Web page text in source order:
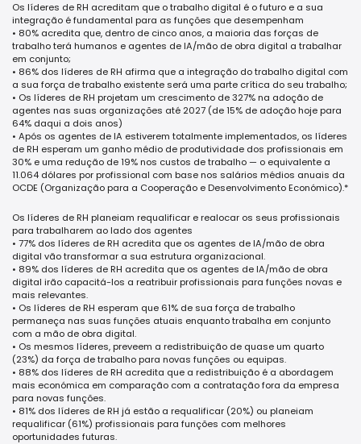
Os líderes de RH acreditam que o trabalho digital é o futuro e a sua
integração é fundamental para as funções que desempenham
• 80% acredita que, dentro de cinco anos, a maioria das forças de
trabalho terá humanos e agentes de IA/mão de obra digital a trabalhar
em conjunto;
• 86% dos líderes de RH afirma que a integração do trabalho digital com
a sua força de trabalho existente será uma parte crítica do seu trabalho;
• Os líderes de RH projetam um crescimento de 327% na adoção de
agentes nas suas organizações até 2027 (de 15% de adoção hoje para
64% daqui a dois anos)
• Após os agentes de IA estiverem totalmente implementados, os líderes
de RH esperam um ganho médio de produtividade dos profissionais em
30% e uma redução de 19% nos custos de trabalho — o equivalente a
11.064 dólares por profissional com base nos salários médios anuais da
OCDE (Organização para a Cooperação e Desenvolvimento Económico).*
Os líderes de RH planeiam requalificar e realocar os seus profissionais
para trabalharem ao lado dos agentes
• 77% dos líderes de RH acredita que os agentes de IA/mão de obra
digital vão transformar a sua estrutura organizacional.
• 89% dos líderes de RH acredita que os agentes de IA/mão de obra
digital irão capacitá-los a reatribuir profissionais para funções novas e
mais relevantes.
• Os líderes de RH esperam que 61% de sua força de trabalho
permaneça nas suas funções atuais enquanto trabalha em conjunto
com a mão de obra digital.
• Os mesmos líderes, preveem a redistribuição de quase um quarto
(23%) da força de trabalho para novas funções ou equipas.
• 88% dos líderes de RH acredita que a redistribuição é a abordagem
mais económica em comparação com a contratação fora da empresa
para novas funções.
• 81% dos líderes de RH já estão a requalificar (20%) ou planeiam
requalificar (61%) profissionais para funções com melhores
oportunidades futuras.